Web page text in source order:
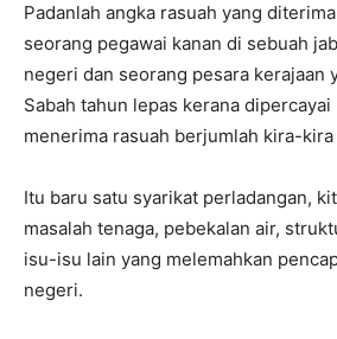
Padanlah angka rasuah yang
seorang pegawai kanan di sebuah
negeri dan seorang pesara kerajaan
Sabah tahun lepas kerana
menerima rasuah berjumlah kira-kira
Itu baru satu syarikat perladangan,
masalah tenaga, pebekalan air,
isu-isu lain yang melemahkan
negeri.